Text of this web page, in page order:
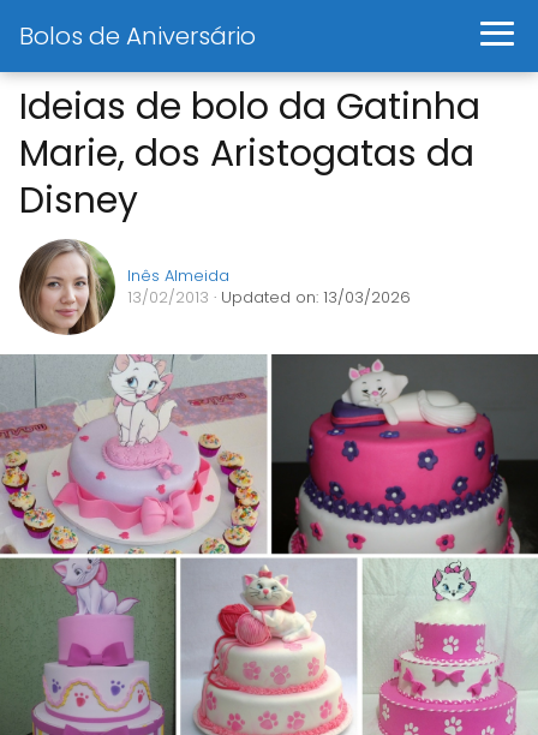
Bolos de Aniversário
Ideias de bolo da Gatinha
Marie, dos Aristogatas da
Disney
Inês Almeida
13/02/2013 · Updated on: 13/03/2026